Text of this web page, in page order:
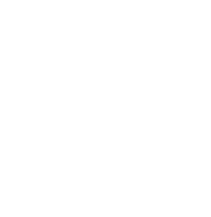
i arkivet.